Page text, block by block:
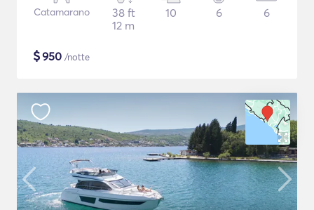
Catamarano
38 ft
12 m
10 6 6
$950 /notte